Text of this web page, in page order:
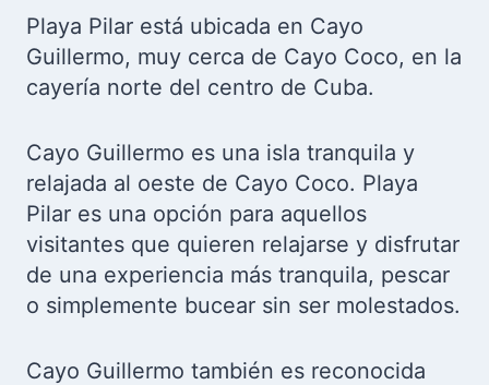
Playa Pilar está ubicada en Cayo
Guillermo, muy cerca de Cayo Coco, en la
cayería norte del centro de Cuba.
Cayo Guillermo es una isla tranquila y
relajada al oeste de Cayo Coco. Playa
Pilar es una opción para aquellos
visitantes que quieren relajarse y disfrutar
de una experiencia más tranquila, pescar
o simplemente bucear sin ser molestados.
Cayo Guillermo también es reconocida